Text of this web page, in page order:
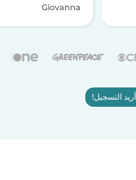
Giovanna
أريد التسجيل!